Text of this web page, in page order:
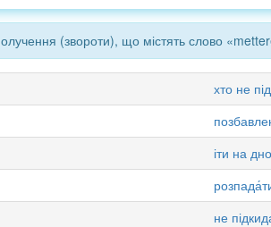
(звороти), що містять слово
хто не
іти на дно
не